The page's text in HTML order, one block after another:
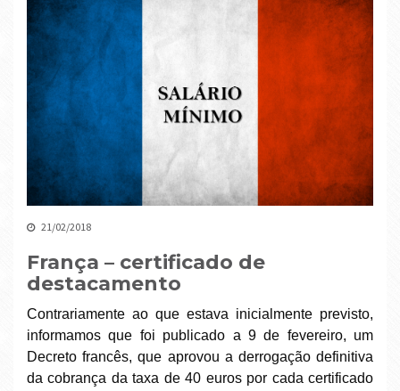
21/02/2018
França – certificado de
destacamento
Contrariamente ao que estava inicialmente previsto,
informamos que foi publicado a 9 de fevereiro, um
Decreto francês, que aprovou a derrogação definitiva
da cobrança da taxa de 40 euros por cada certificado